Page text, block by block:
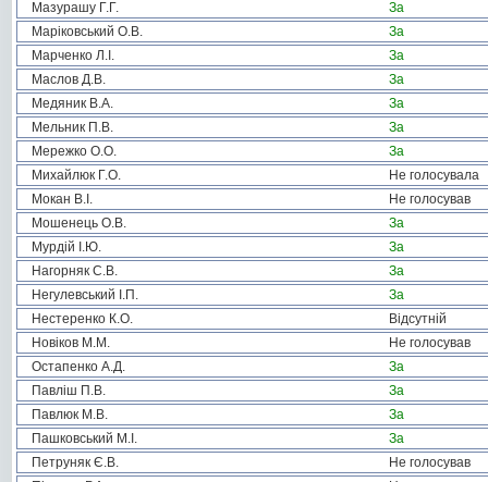
Мазурашу Г.Г.
За
Маріковський О.В.
За
Марченко Л.І.
За
Маслов Д.В.
За
Медяник В.А.
За
Мельник П.В.
За
Мережко О.О.
За
Михайлюк Г.О.
Не голосувала
Мокан В.І.
Не голосував
Мошенець О.В.
За
Мурдій І.Ю.
За
Нагорняк С.В.
За
Негулевський І.П.
За
Нестеренко К.О.
Відсутній
Новіков М.М.
Не голосував
Остапенко А.Д.
За
Павліш П.В.
За
Павлюк М.В.
За
Пашковський М.І.
За
Петруняк Є.В.
Не голосував